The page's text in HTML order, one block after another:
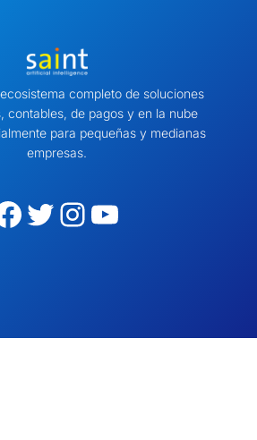
completo de soluciones
contables, de pagos y en la nube
para pequeñas y medianas
empresas.
Twitter Instagram YouTube